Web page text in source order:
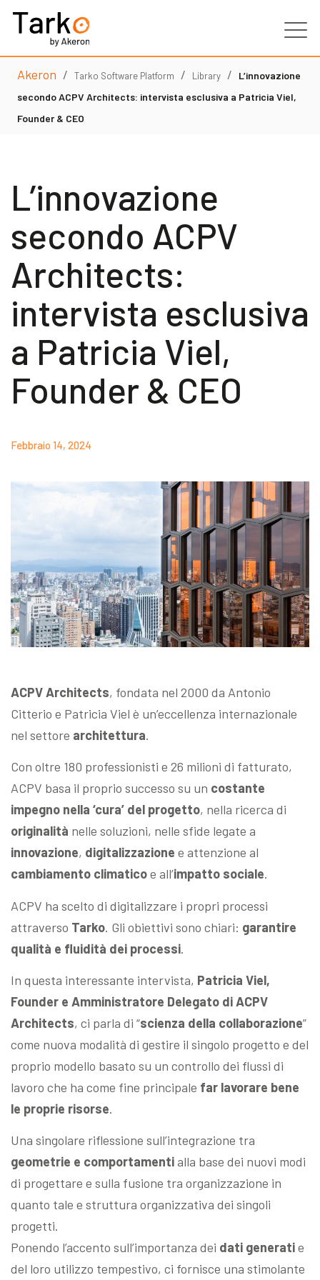
Prodotti
Servizi
Partner
Risorse
Akeron Corporate
Community
Akeron / Tarko Software Platform / Library /
L’innovazione
secondo ACPV Architects: intervista esclusiva a Patricia Viel,
Founder & CEO
L’innovazione
secondo ACPV
Architects:
intervista esclusiva
a Patricia Viel,
Founder & CEO
Febbraio 14, 2024
ACPV Architects, fondata nel 2000 da Antonio
Citterio e Patricia Viel è un’eccellenza internazionale
nel settore architettura.
Con oltre 180 professionisti e 26 milioni di fatturato,
ACPV basa il proprio successo su un costante
impegno nella ‘cura’ del progetto, nella ricerca di
originalità nelle soluzioni, nelle sfide legate a
innovazione, digitalizzazione e attenzione al
cambiamento climaticoe all’impatto sociale.
ACPV ha scelto di digitalizzare i propri processi
attraverso Tarko. Gli obiettivi sono chiari: garantire
qualità e fluidità dei processi.
In questa interessante intervista, Patricia Viel,
Founder e Amministratore Delegato di ACPV
Architects, ci parla di “scienza della collaborazione”
come nuova modalità di gestire il singolo progetto e del
proprio modello basato su un controllo dei flussi di
lavoro che ha come fine principale far lavorare bene
le proprie risorse.
Una singolare riflessione sull’integrazione tra
geometrie e comportamentialla base dei nuovi modi
di progettare e sulla fusione tra organizzazione in
quanto tale e struttura organizzativa dei singoli
progetti.
Ponendo l’accento sull’importanza dei dati generatie
del loro utilizzo tempestivo, ci fornisce una stimolante